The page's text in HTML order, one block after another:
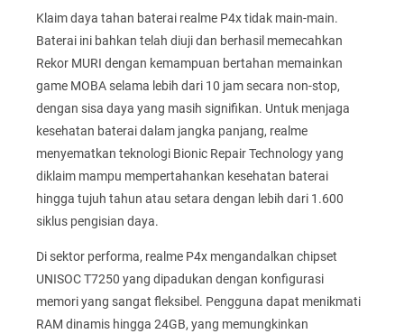
Klaim daya tahan baterai realme P4x tidak main-main.
Baterai ini bahkan telah diuji dan berhasil memecahkan
Rekor MURI dengan kemampuan bertahan memainkan
game MOBA selama lebih dari 10 jam secara non-stop,
dengan sisa daya yang masih signifikan. Untuk menjaga
kesehatan baterai dalam jangka panjang, realme
menyematkan teknologi Bionic Repair Technology yang
diklaim mampu mempertahankan kesehatan baterai
hingga tujuh tahun atau setara dengan lebih dari 1.600
siklus pengisian daya.
Di sektor performa, realme P4x mengandalkan chipset
UNISOC T7250 yang dipadukan dengan konfigurasi
memori yang sangat fleksibel. Pengguna dapat menikmati
RAM dinamis hingga 24GB, yang memungkinkan